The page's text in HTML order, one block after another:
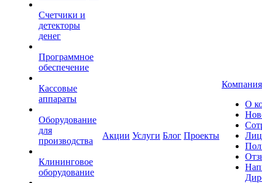
Счетчики и
детекторы
денег
Программное
обеспечение
Кассовые
аппараты
Оборудование
для
производства
Клининговое
оборудование
Акции Услуги Блог Проекты
Компания
О